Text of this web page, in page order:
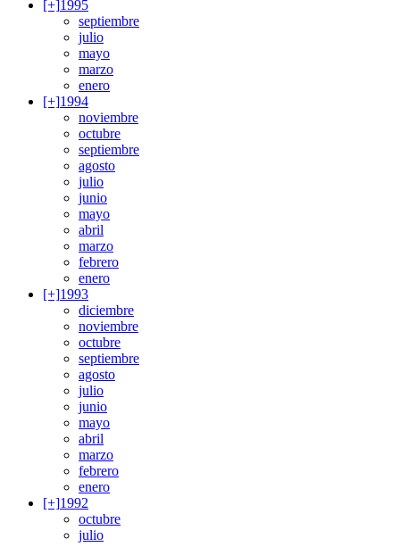
[+]1995
septiembre
julio
mayo
marzo
enero
[+]1994
noviembre
octubre
septiembre
agosto
julio
junio
mayo
abril
marzo
febrero
enero
[+]1993
diciembre
noviembre
octubre
septiembre
agosto
julio
junio
mayo
abril
marzo
febrero
enero
[+]1992
octubre
julio